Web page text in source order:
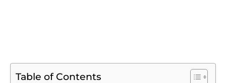
Table of Contents